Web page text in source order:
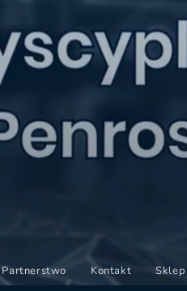
Partnerstwo Kontakt Sklep